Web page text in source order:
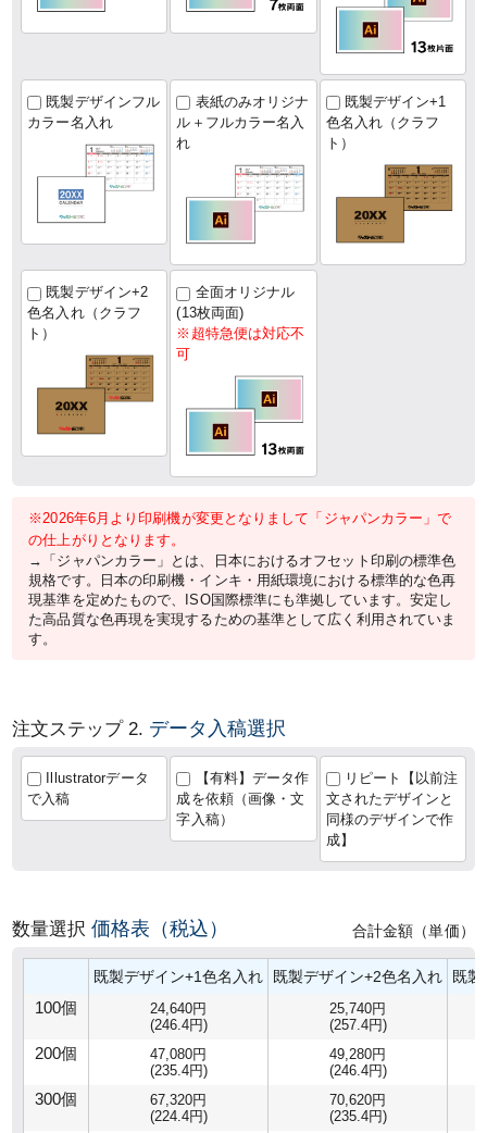
既製デザインフル
カラー名入れ
表紙のみオリジナ
ル＋フルカラー名入
れ
既製デザイン+1
色名入れ（クラフ
ト）
既製デザイン+2
色名入れ（クラフ
ト）
全面オリジナル
(13枚両面)
※超特急便は対応不
可
※2026年6月より印刷機が変更となりまして「ジャパンカラー」で
の仕上がりとなります。
→「ジャパンカラー」とは、日本におけるオフセット印刷の標準色
規格です。日本の印刷機・インキ・用紙環境における標準的な色再
現基準を定めたもので、ISO国際標準にも準拠しています。安定し
た高品質な色再現を実現するための基準として広く利用されていま
す。
注文ステップ 2. データ入稿選択
Illustratorデータ
で入稿
【有料】データ作
成を依頼（画像・文
字入稿）
リピート【以前注
文されたデザインと
同様のデザインで作
成】
数量選択価格表（税込） 合計金額（単価）
既製デザイン+1色名入れ 既製デザイン+2色名入れ 既
100個
24,640円
(246.4円)
25,740円
(257.4円)
200個
47,080円
(235.4円)
49,280円
(246.4円)
300個
67,320円
(224.4円)
70,620円
(235.4円)